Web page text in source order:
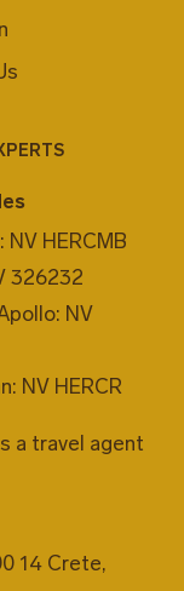
NV HERCMB
326232
NV
NV HERCR
a travel agent
14 Crete,